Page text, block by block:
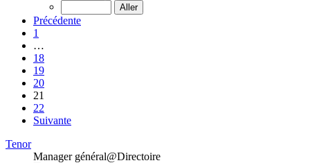
Précédente
1
…
18
19
20
21
22
Suivante
Tenor
Manager général@Directoire